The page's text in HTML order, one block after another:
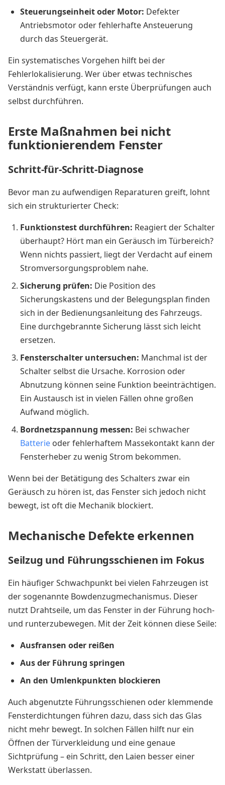
Steuerungseinheit oder Motor: Defekter
Antriebsmotor oder fehlerhafte Ansteuerung
durch das Steuergerät.
Ein systematisches Vorgehen hilft bei der
Fehlerlokalisierung. Wer über etwas technisches
Verständnis verfügt, kann erste Überprüfungen auch
selbst durchführen.
Erste Maßnahmen bei nicht
funktionierendem Fenster
Schritt-für-Schritt-Diagnose
Bevor man zu aufwendigen Reparaturen greift, lohnt
sich ein strukturierter Check:
Funktionstest durchführen: Reagiert der Schalter
überhaupt? Hört man ein Geräusch im Türbereich?
Wenn nichts passiert, liegt der Verdacht auf einem
Stromversorgungsproblem nahe.
Sicherung prüfen: Die Position des
Sicherungskastens und der Belegungsplan finden
sich in der Bedienungsanleitung des Fahrzeugs.
Eine durchgebrannte Sicherung lässt sich leicht
ersetzen.
Fensterschalter untersuchen: Manchmal ist der
Schalter selbst die Ursache. Korrosion oder
Abnutzung können seine Funktion beeinträchtigen.
Ein Austausch ist in vielen Fällen ohne großen
Aufwand möglich.
Bordnetzspannung messen: Bei schwacher
Batterie oder fehlerhaftem Massekontakt kann der
Fensterheber zu wenig Strom bekommen.
Wenn bei der Betätigung des Schalters zwar ein
Geräusch zu hören ist, das Fenster sich jedoch nicht
bewegt, ist oft die Mechanik blockiert.
Mechanische Defekte erkennen
Seilzug und Führungsschienen im Fokus
Ein häufiger Schwachpunkt bei vielen Fahrzeugen ist
der sogenannte Bowdenzugmechanismus. Dieser
nutzt Drahtseile, um das Fenster in der Führung hoch-
und runterzubewegen. Mit der Zeit können diese Seile:
Ausfransen oder reißen
Aus der Führung springen
An den Umlenkpunkten blockieren
Auch abgenutzte Führungsschienen oder klemmende
Fensterdichtungen führen dazu, dass sich das Glas
nicht mehr bewegt. In solchen Fällen hilft nur ein
Öffnen der Türverkleidung und eine genaue
Sichtprüfung – ein Schritt, den Laien besser einer
Werkstatt überlassen.